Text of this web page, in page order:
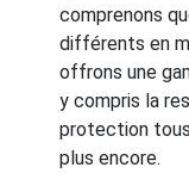
comprenons
différents en
offrons une
y compris la
protection
plus encore.